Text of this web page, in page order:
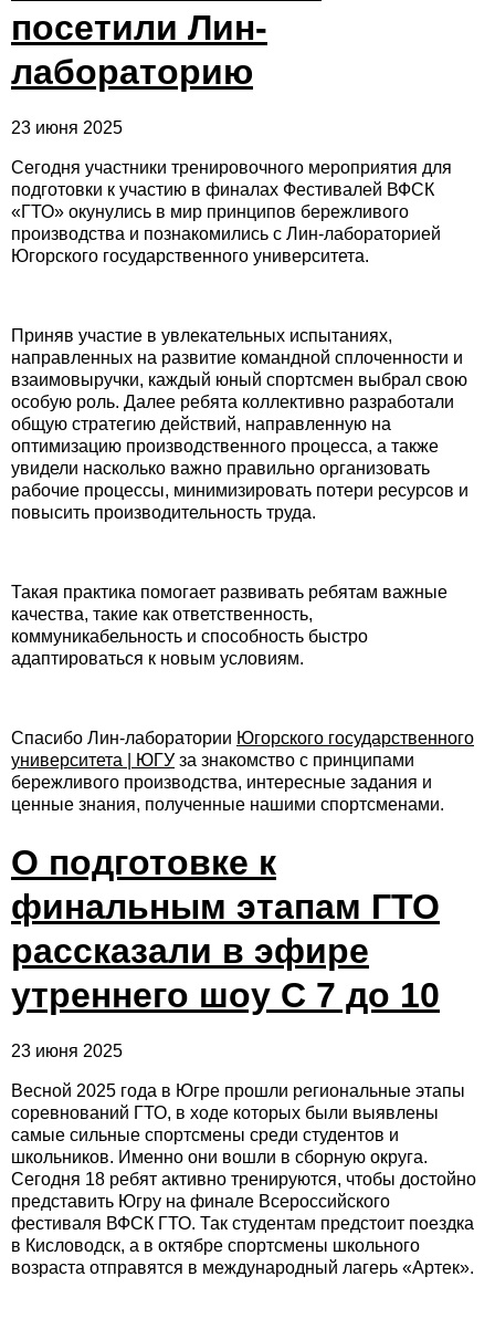
посетили Лин-
лабораторию
23 июня 2025
Сегодня участники тренировочного мероприятия для
подготовки к участию в финалах Фестивалей ВФСК
«ГТО» окунулись в мир принципов бережливого
производства и познакомились с Лин-лабораторией
Югорского государственного университета.
Приняв участие в увлекательных испытаниях,
направленных на развитие командной сплоченности и
взаимовыручки, каждый юный спортсмен выбрал свою
особую роль. Далее ребята коллективно разработали
общую стратегию действий, направленную на
оптимизацию производственного процесса, а также
увидели насколько важно правильно организовать
рабочие процессы, минимизировать потери ресурсов и
повысить производительность труда.
Такая практика помогает развивать ребятам важные
качества, такие как ответственность,
коммуникабельность и способность быстро
адаптироваться к новым условиям.
Спасибо Лин-лаборатории Югорского государственного
университета | ЮГУ за знакомство с принципами
бережливого производства, интересные задания и
ценные знания, полученные нашими спортсменами.
О подготовке к
финальным этапам ГТО
рассказали в эфире
утреннего шоу С 7 до 10
23 июня 2025
Весной 2025 года в Югре прошли региональные этапы
соревнований ГТО, в ходе которых были выявлены
самые сильные спортсмены среди студентов и
школьников. Именно они вошли в сборную округа.
Сегодня 18 ребят активно тренируются, чтобы достойно
представить Югру на финале Всероссийского
фестиваля ВФСК ГТО. Так студентам предстоит поездка
в Кисловодск, а в октябре спортсмены школьного
возраста отправятся в международный лагерь «Артек».